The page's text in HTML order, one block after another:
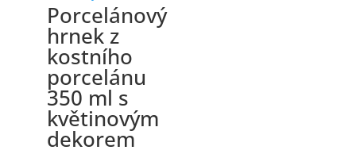
Porcelánový
hrnek z
kostního
porcelánu
350 ml s
květinovým
dekorem